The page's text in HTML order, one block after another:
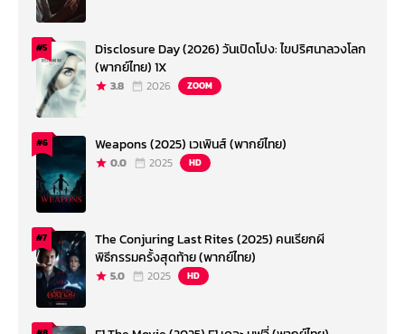
#5
Disclosure Day (2026) วันเปิดโปง: ไขปริศนาลวงโลก
(พากย์ไทย) 1X
3.8 2026 ZOOM
#6 Weapons (2025) เวเพินส์ (พากย์ไทย)
0.0 2025 HD
#7
The Conjuring Last Rites (2025) คนเรียกผี
พิธีกรรมครั้งสุดท้าย (พากย์ไทย)
5.0 2025 HD